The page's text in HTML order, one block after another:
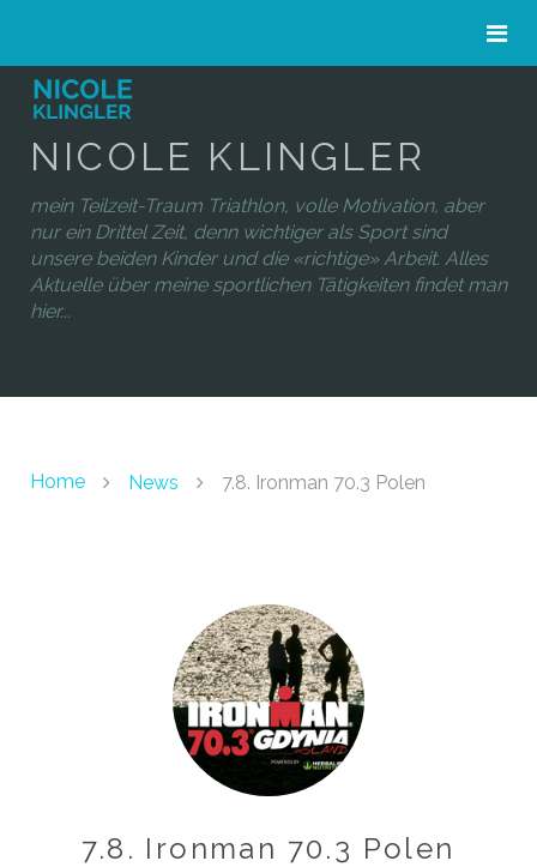
NICOLE KLINGLER
mein Teilzeit-Traum Triathlon, volle Motivation, aber
nur ein Drittel Zeit, denn wichtiger als Sport sind
unsere beiden Kinder und die «richtige» Arbeit. Alles
Aktuelle über meine sportlichen Tätigkeiten findet man
hier...
Home News 7.8. Ironman 70.3 Polen
7.8. Ironman 70.3 Polen